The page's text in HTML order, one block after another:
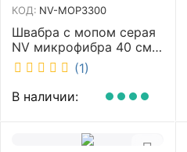
КОД: NV-MOP3300
Швабра с мопом серая
NV микрофибра 40 см
NV-MOP3300
(1)
В наличии: